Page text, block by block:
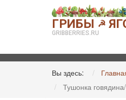
ГРИБЫ ☭
GRIBBERRIES.RU
Вы здесь:
Тушонка